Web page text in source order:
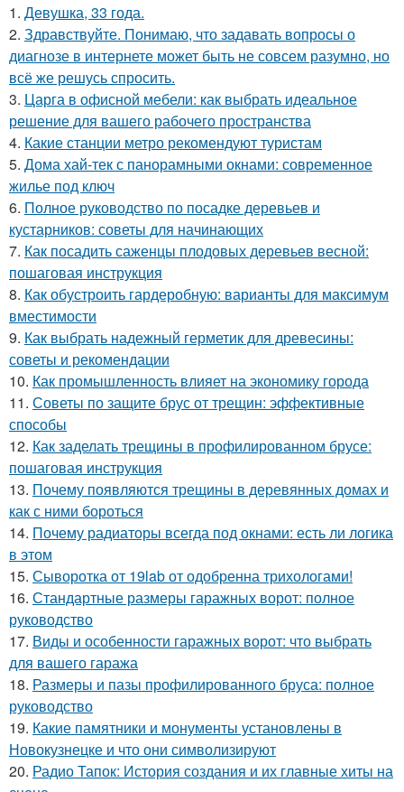
1. Девушка, 33 года.
2. Здравствуйте. Понимаю, что задавать вопросы о
диагнозе в интернете может быть не совсем разумно, но
всё же решусь спросить.
3. Царга в офисной мебели: как выбрать идеальное
решение для вашего рабочего пространства
4. Какие станции метро рекомендуют туристам
5. Дома хай-тек с панорамными окнами: современное
жилье под ключ
6. Полное руководство по посадке деревьев и
кустарников: советы для начинающих
7. Как посадить саженцы плодовых деревьев весной:
пошаговая инструкция
8. Как обустроить гардеробную: варианты для максимум
вместимости
9. Как выбрать надежный герметик для древесины:
советы и рекомендации
10. Как промышленность влияет на экономику города
11. Советы по защите брус от трещин: эффективные
способы
12. Как заделать трещины в профилированном брусе:
пошаговая инструкция
13. Почему появляются трещины в деревянных домах и
как с ними бороться
14. Почему радиаторы всегда под окнами: есть ли логика
в этом
15. Сыворотка от 19lab от одобренна трихологами!
16. Стандартные размеры гаражных ворот: полное
руководство
17. Виды и особенности гаражных ворот: что выбрать
для вашего гаража
18. Размеры и пазы профилированного бруса: полное
руководство
19. Какие памятники и монументы установлены в
Новокузнецке и что они символизируют
20. Радио Тапок: История создания и их главные хиты на